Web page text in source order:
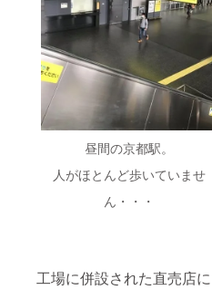
昼間の京都駅。
人がほとんど歩いていませ
ん・・・
工場に併設された直売店に